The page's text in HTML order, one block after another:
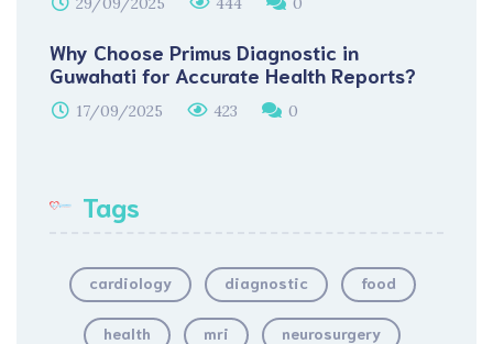
Why Choose Primus Diagnostic in
Guwahati for Accurate Health Reports?
17/09/2025 423 0
Tags
cardiology diagnostic food
health mri neurosurgery